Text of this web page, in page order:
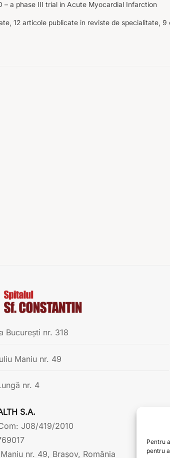
Pentru
pentru
– a phase III trial in Acute Myocardial Infarction
12 articole publicate in reviste de specialitate,
București nr. 318
Maniu nr. 49
nr. 4
S.A.
J08/419/2010
nr. 49, Brașov, România